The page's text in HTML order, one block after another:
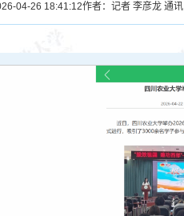
04-26 18:41:12作者：记者 李彦龙 通